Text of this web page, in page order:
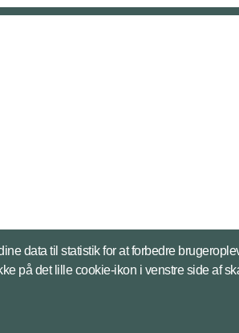
data til statistik for at forbedre
på det lille cookie-ikon i venstre side af